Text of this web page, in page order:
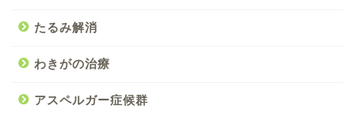
たるみ解消
わきがの治療
アスペルガー症候群